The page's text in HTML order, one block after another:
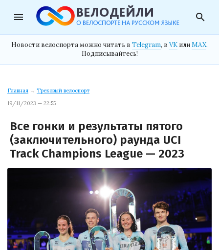
menu search
Новости велоспорта можно читать в Telegram, в VK илиMAX.
Подписывайтесь!
Главная → Трековый велоспорт
19/11/2023 — 22:55
Все гонки и результаты пятого
(заключительного) раунда UCI
Track Champions League — 2023